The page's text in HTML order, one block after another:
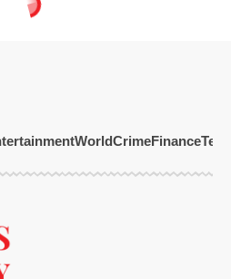
WorldCrimeFinance